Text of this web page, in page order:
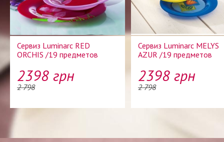
Сервиз Luminarc RED
ORCHIS /19 предметов
2398 грн
2 798
Сервиз Luminarc MELYS
AZUR /19 предметов
2398 грн
2 798